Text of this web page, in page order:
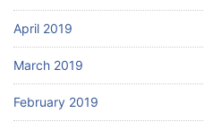
April 2019
March 2019
February 2019